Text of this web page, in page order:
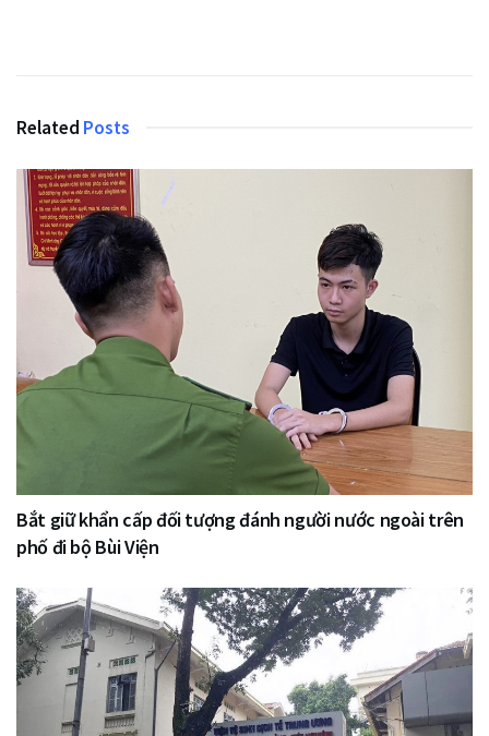
Related Posts
Bắt giữ khẩn cấp đối tượng đánh người nước ngoài trên
phố đi bộ Bùi Viện